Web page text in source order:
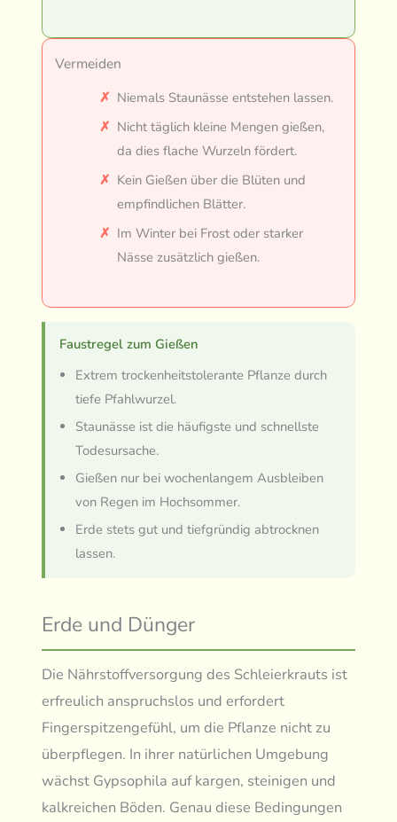
Vermeiden
Niemals Staunässe entstehen lassen.
Nicht täglich kleine Mengen gießen,
da dies flache Wurzeln fördert.
Kein Gießen über die Blüten und
empfindlichen Blätter.
Im Winter bei Frost oder starker
Nässe zusätzlich gießen.
Faustregel zum Gießen
Extrem trockenheitstolerante Pflanze durch
tiefe Pfahlwurzel.
Staunässe ist die häufigste und schnellste
Todesursache.
Gießen nur bei wochenlangem Ausbleiben
von Regen im Hochsommer.
Erde stets gut und tiefgründig abtrocknen
lassen.
Erde und Dünger
Die Nährstoffversorgung des Schleierkrauts ist
erfreulich anspruchslos und erfordert
Fingerspitzengefühl, um die Pflanze nicht zu
überpflegen. In ihrer natürlichen Umgebung
wächst Gypsophila auf kargen, steinigen und
kalkreichen Böden. Genau diese Bedingungen